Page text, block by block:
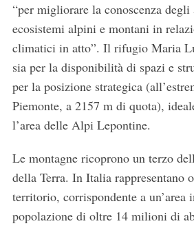
“per migliorare la conoscenza
ecosistemi alpini e montani in
climatici in atto”. Il rifugio Maria
sia per la disponibilità di spazi e
per la posizione strategica
Piemonte, a 2157 m di quota),
l’area delle Alpi Lepontine.
Le montagne ricoprono un terzo
della Terra. In Italia rappresentano
territorio, corrispondente a un’area
popolazione di oltre 14 milioni di